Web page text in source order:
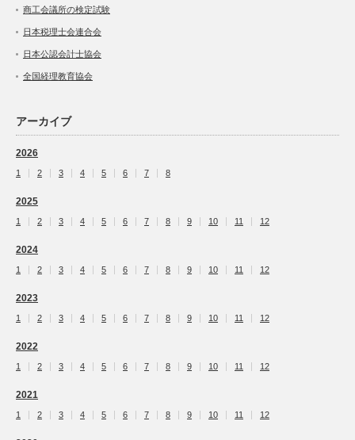
商工会議所の検定試験
日本税理士会連合会
日本公認会計士協会
全国経理教育協会
アーカイブ
2026
1 2 3 4 5 6 7 8
2025
1 2 3 4 5 6 7 8 9 10 11 12
2024
1 2 3 4 5 6 7 8 9 10 11 12
2023
1 2 3 4 5 6 7 8 9 10 11 12
2022
1 2 3 4 5 6 7 8 9 10 11 12
2021
1 2 3 4 5 6 7 8 9 10 11 12